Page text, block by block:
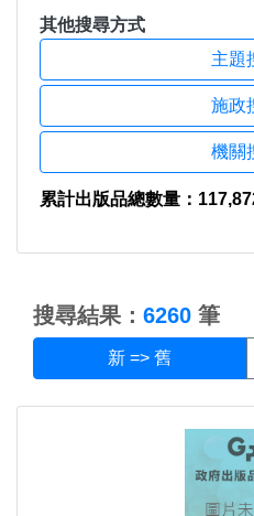
其他搜尋方式
主題
施政
機關
累計出版品總數量：
搜尋結果： 6260 筆